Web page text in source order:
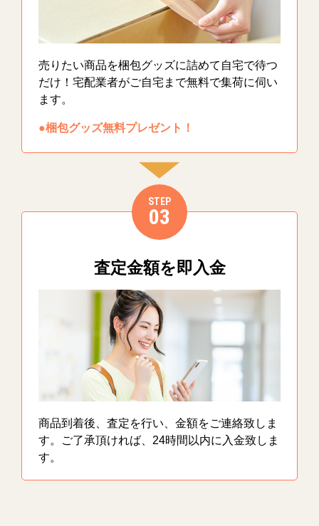
売りたい商品を梱包グッズに詰めて自宅で待つ
だけ！宅配業者がご自宅まで無料で集荷に伺い
ます。
●梱包グッズ無料プレゼント！
STEP
03
査定金額を即入金
商品到着後、査定を行い、金額をご連絡致しま
す。ご了承頂ければ、24時間以内に入金致しま
す。